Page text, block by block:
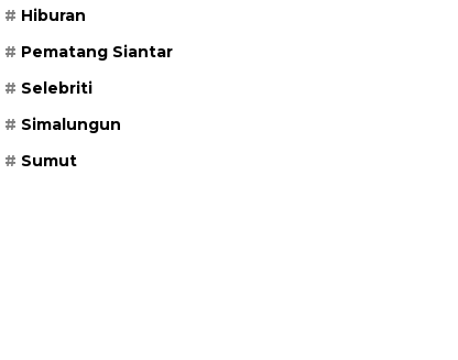
Hiburan
Pematang Siantar
Selebriti
Simalungun
Sumut